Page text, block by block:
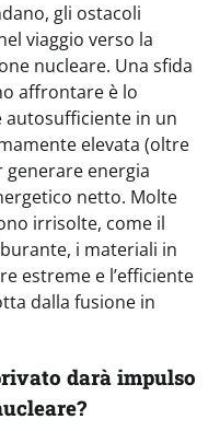
gli ostacoli
viaggio verso la
nucleare. Una sfida
affrontare è lo
autosufficiente in un
elevata (oltre
generare energia
netto. Molte
irrisolte, come il
i materiali in
estreme e l’efficiente
dalla fusione in
darà impulso